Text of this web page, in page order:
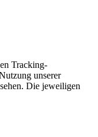
Tracking-
unserer
Die jeweiligen